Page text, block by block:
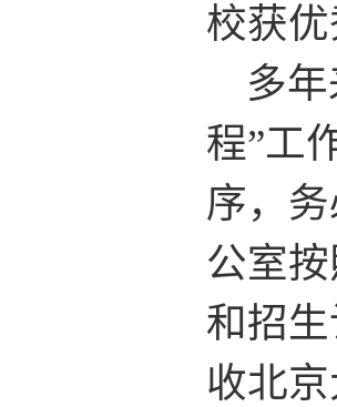
校获
多年
程”工
序，
公室
和招
收北